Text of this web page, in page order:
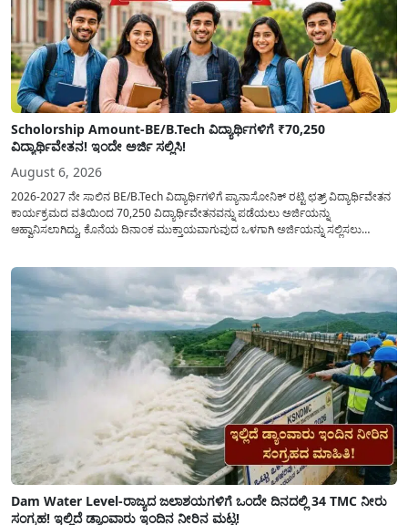
Scholorship Amount-BE/B.Tech ವಿದ್ಯಾರ್ಥಿಗಳಿಗೆ ₹70,250
ವಿದ್ಯಾರ್ಥಿವೇತನ! ಇಂದೇ ಅರ್ಜಿ ಸಲ್ಲಿಸಿ!
August 6, 2026
2026-2027 ನೇ ಸಾಲಿನ BE/B.Tech ವಿದ್ಯಾರ್ಥಿಗಳಿಗೆ ಪ್ಯಾನಾಸೋನಿಕ್ ರಟ್ಟಿ ಛತ್ರ್ ವಿದ್ಯಾರ್ಥಿವೇತನ
ಕಾರ್ಯಕ್ರಮದ ವತಿಯಿಂದ 70,250 ವಿದ್ಯಾರ್ಥಿವೇತನವನ್ನು ಪಡೆಯಲು ಅರ್ಜಿಯನ್ನು
ಆಹ್ವಾನಿಸಲಾಗಿದ್ದು, ಕೊನೆಯ ದಿನಾಂಕ ಮುಕ್ತಾಯವಾಗುವುದ ಒಳಗಾಗಿ ಅರ್ಜಿಯನ್ನು ಸಲ್ಲಿಸಲು
ಜಾರಿಗೆ...
Dam Water Level-ರಾಜ್ಯದ ಜಲಾಶಯಗಳಿಗೆ ಒಂದೇ ದಿನದಲ್ಲಿ 34 TMC ನೀರು
ಸಂಗ್ರಹ! ಇಲ್ಲಿದೆ ಡ್ಯಾಂವಾರು ಇಂದಿನ ನೀರಿನ ಮಟ್ಟ!